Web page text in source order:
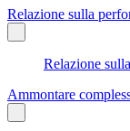
Relazione sulla
Relazione
Ammontare